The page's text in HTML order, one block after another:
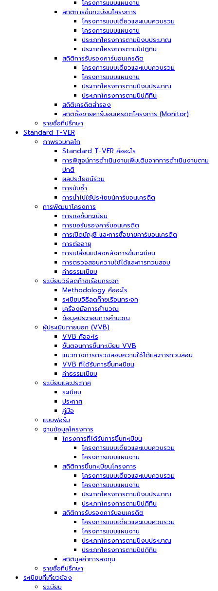
โครงการแบบแผนงาน
สถิติการขึ้นทะเบียนโครงการ
โครงการแบบเดี่ยวและแบบควบรวม
โครงการแบบแผนงาน
ประเภทโครงการตามปีงบประมาณ
ประเภทโครงการตามปีปฏิทิน
สถิติการรับรองคาร์บอนเครดิต
โครงการแบบเดี่ยวและแบบควบรวม
โครงการแบบแผนงาน
ประเภทโครงการตามปีงบประมาณ
ประเภทโครงการตามปีปฏิทิน
สถิติเครดิตสำรอง
สถิติซื้อขายคาร์บอนเครดิตโครงการ (Monitor)
รายชื่อที่ปรึกษา
Standard T-VER
ภาพรวมกลไก
Standard T-VER คืออะไร
การพิสูจน์การดำเนินงานเพิ่มเติมจากการดำเนินงานตาม
ปกติ
ผลประโยชน์ร่วม
การนับซ้ำ
การนำไปใช้ประโยชน์คาร์บอนเครดิต
การพัฒนาโครงการ
การขอขึ้นทะเบียน
การขอรับรองคาร์บอนเครดิต
การเปิดบัญชี และการซื้อขายคาร์บอนเครดิต
การต่ออายุ
การเปลี่ยนแปลงหลังการขึ้นทะเบียน
การตรวจสอบความใช้ได้และการทวนสอบ
ค่าธรรมเนียม
ระเบียบวิธีลดก๊าซเรือนกระจก
Methodology คืออะไร
ระเบียบวิธีลดก๊าซเรือนกระจก
เครื่องมือการคำนวณ
ข้อมูลประกอบการคำนวณ
ผู้ประเมินภายนอก (VVB)
VVB คืออะไร
ขั้นตอนการขึ้นทะเบียน VVB
แนวทางการตรวจสอบความใช้ได้และการทวนสอบ
VVB ที่ได้รับการขึ้นทะเบียน
ค่าธรรมเนียม
ระเบียบและประกาศ
ระเบียบ
ประกาศ
คู่มือ
แบบฟอร์ม
ฐานข้อมูลโครงการ
โครงการที่ได้รับการขึ้นทะเบียน
โครงการแบบเดี่ยวและแบบควบรวม
โครงการแบบแผนงาน
สถิติการขึ้นทะเบียนโครงการ
โครงการแบบเดี่ยวและแบบควบรวม
โครงการแบบแผนงาน
ประเภทโครงการตามปีงบประมาณ
ประเภทโครงการตามปีปฏิทิน
สถิติการรับรองคาร์บอนเครดิต
โครงการแบบเดี่ยวและแบบควบรวม
โครงการแบบแผนงาน
ประเภทโครงการตามปีงบประมาณ
ประเภทโครงการตามปีปฏิทิน
สถิติมูลค่าการลงทุน
รายชื่อที่ปรึกษา
ระเบียบที่เกี่ยวข้อง
ระเบียบ